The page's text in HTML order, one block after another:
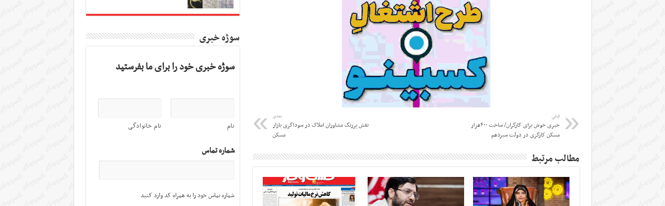
قبلی
خبری خوش برای کارگران/ ساخت ۴۰۰هزار
مسکن کارگری در دولت سیزدهم
بعدی
نقش پررنگ مشاوران املاک در سوداگری بازار
مسکن
مطالب مرتبط
سوژه خبری
سوژه خبری خود را برای ما بفرستید
نام نام خانوادگی
شماره تماس
شماره تماس خود را به همراه کد وارد کنید